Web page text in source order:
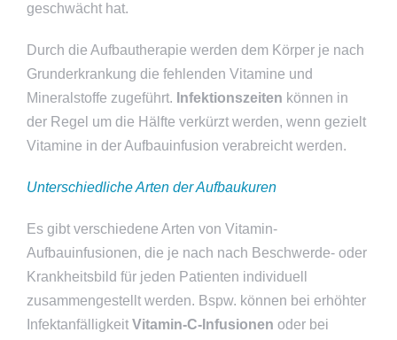
geschwächt hat.
Durch die Aufbautherapie werden dem Körper je nach
Grunderkrankung die fehlenden Vitamine und
Mineralstoffe zugeführt. Infektionszeiten können in
der Regel um die Hälfte verkürzt werden, wenn gezielt
Vitamine in der Aufbauinfusion verabreicht werden.
Unterschiedliche Arten der Aufbaukuren
Es gibt verschiedene Arten von Vitamin-
Aufbauinfusionen, die je nach nach Beschwerde- oder
Krankheitsbild für jeden Patienten individuell
zusammengestellt werden. Bspw. können bei erhöhter
Infektanfälligkeit Vitamin-C-Infusionen oder bei